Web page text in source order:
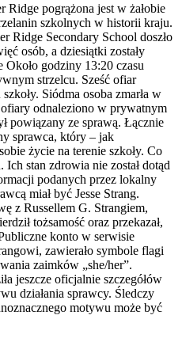
pogrążona jest w żałobie
szkolnych w historii kraju.
Ridge Secondary School doszło
osób, a dziesiątki zostały
Około godziny 13:20 czasu
strzelcu. Sześć ofiar
Siódma osoba zmarła w
odnaleziono w prywatnym
powiązany ze sprawą. Łącznie
sprawca, który – jak
życie na terenie szkoły. Co
Ich stan zdrowia nie został dotąd
podanych przez lokalny
miał być Jesse Strang.
z Russellem G. Strangiem,
tożsamość oraz przekazał,
konto w serwisie
zawierało symbole flagi
zaimków „she/her”.
jeszcze oficjalnie szczegółów
działania sprawcy. Śledczy
motywu może być